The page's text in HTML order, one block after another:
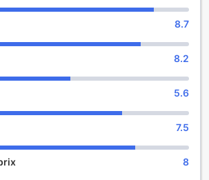
plus encore, qui satisferont les clients
Grâce au vaste éventail de loisirs
séjour. Le 25Share house type, où les
agréables et dépourvus de
choix à Niigata.
8.7
8.2
5.6
7.5
8